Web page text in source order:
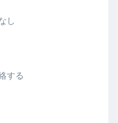
し
する